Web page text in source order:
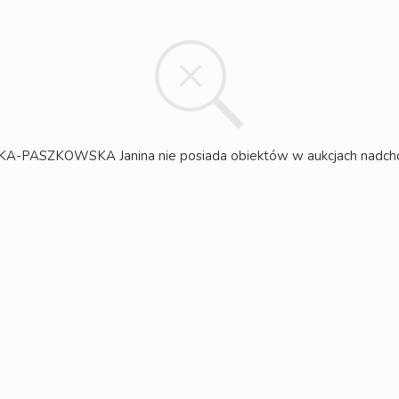
PASZKOWSKA Janina nie posiada obiektów w aukcjach